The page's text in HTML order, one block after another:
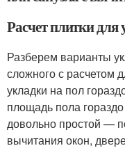
Расчет плитки
Разберем варианты
сложного с расчетом
укладки на пол
площадь пола
довольно простой —
вычитания окон,